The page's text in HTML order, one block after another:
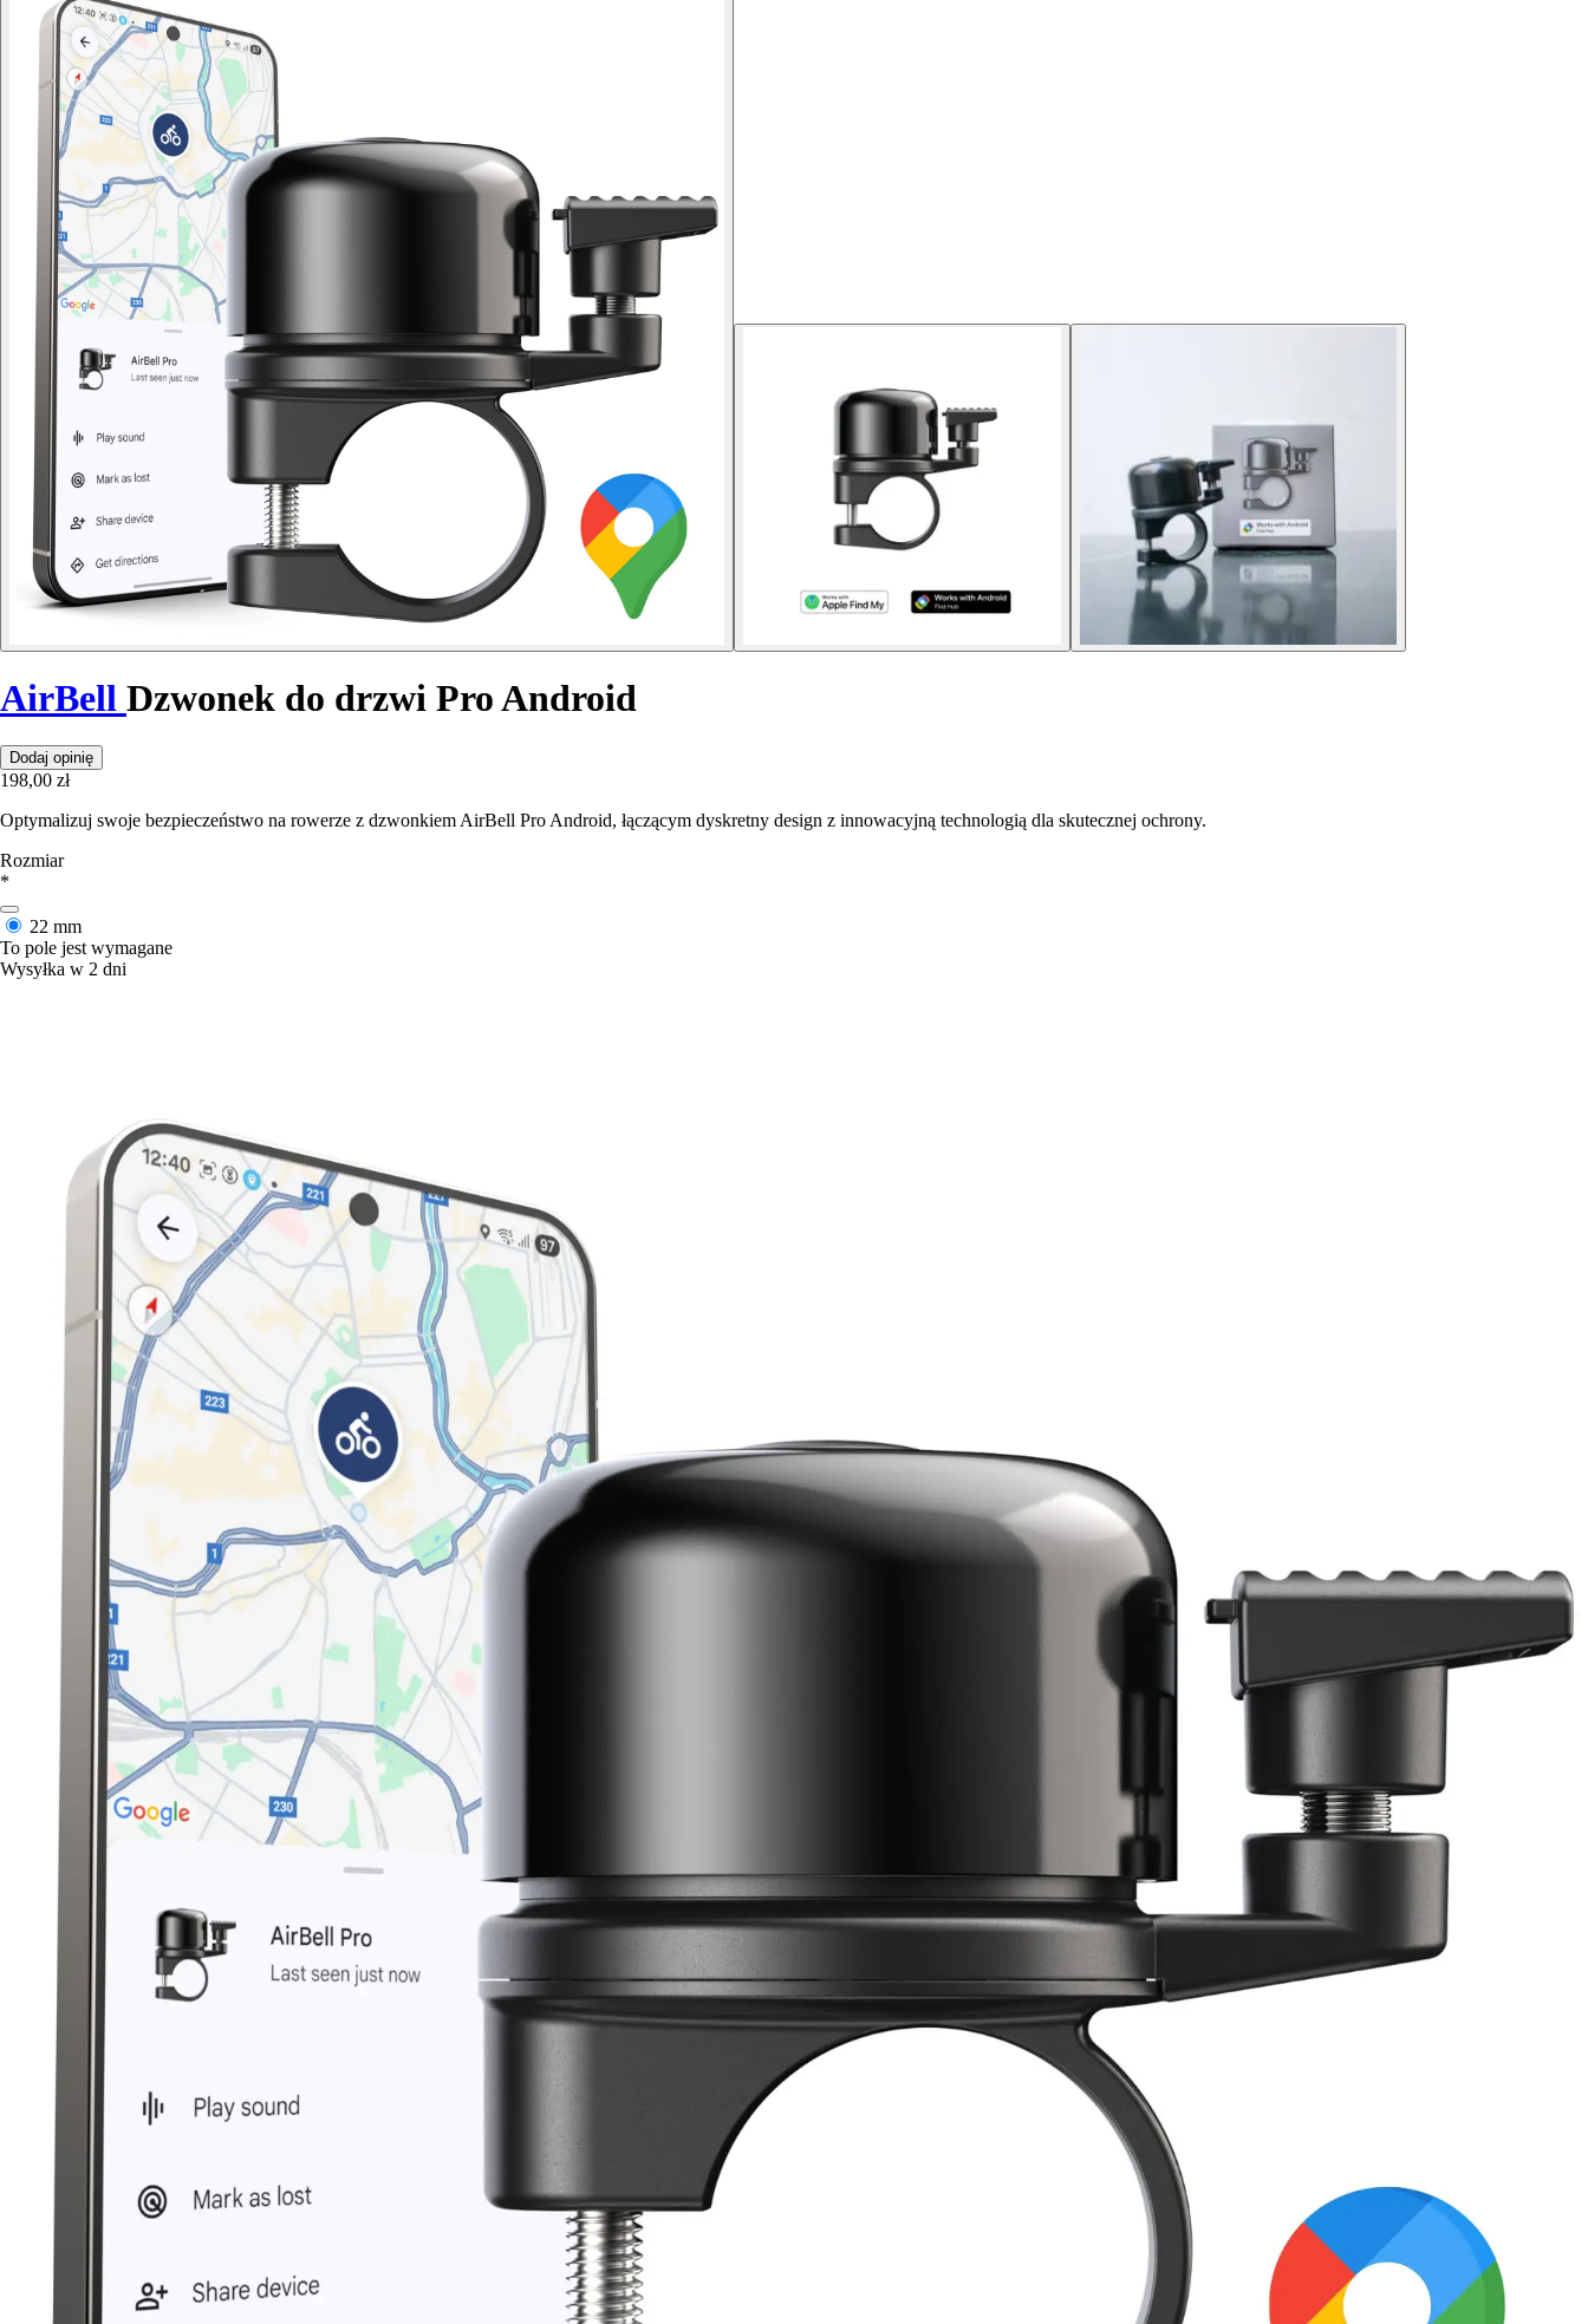
AirBell Dzwonek do drzwi Pro Android
Dodaj opinię
198,00 zł
Optymalizuj swoje bezpieczeństwo na rowerze z dzwonkiem AirBell Pro Android, łączącym dyskretny design z innowacyjną technologią dla skutecznej ochrony.
Rozmiar
*
22 mm
To pole jest wymagane
Wysyłka w 2 dni